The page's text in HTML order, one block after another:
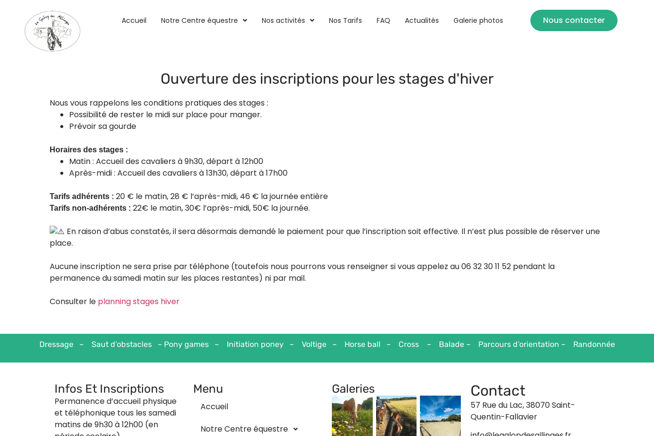
Accueil Notre Centre équestre Nos activités Nos Tarifs FAQ Actualités Galerie photos Nous contacter
Ouverture des inscriptions pour les stages d'hiver
Nous vous rappelons les conditions pratiques des stages :
Possibilité de rester le midi sur place pour manger.
Prévoir sa gourde
Horaires des stages :
Matin : Accueil des cavaliers à 9h30, départ à 12h00
Après-midi : Accueil des cavaliers à 13h30, départ à 17h00
Tarifs adhérents : 20 € le matin, 28 € l’après-midi, 46 € la journée entière
Tarifs non-adhérents : 22€ le matin, 30€ l’après-midi, 50€ la journée.
En raison d’abus constatés, il sera désormais demandé le paiement pour que l’inscription soit effective. Il n’est plus possible de réserver une
place.
Aucune inscription ne sera prise par téléphone (toutefois nous pourrons vous renseigner si vous appelez au 06 32 30 11 52 pendant la
permanence du samedi matin sur les places restantes) ni par mail.
Consulter le planning stages hiver
Dressage – Saut d’obstacles – Pony games – Initiation poney – Voltige – Horse ball – Cross – Balade – Parcours d’orientation – Randonnée
Infos Et Inscriptions
Permanence d’accueil physique
et téléphonique tous les samedi
matins de 9h30 à 12h00 (en
Menu
Accueil
Notre Centre équestre
Galeries Contact
57 Rue du Lac, 38070 Saint-
Quentin-Fallavier